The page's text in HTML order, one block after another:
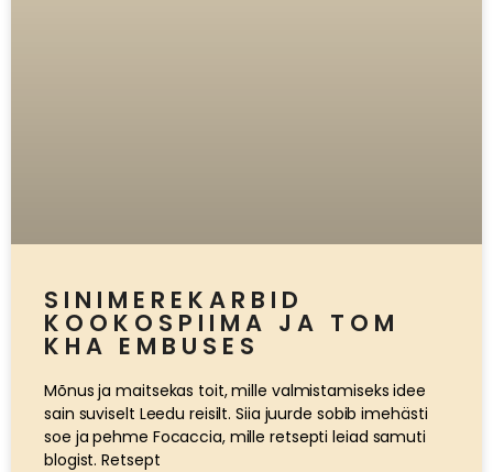
SINIMEREKARBID
KOOKOSPIIMA JA TOM
KHA EMBUSES
Mõnus ja maitsekas toit, mille valmistamiseks idee
sain suviselt Leedu reisilt. Siia juurde sobib imehästi
soe ja pehme Focaccia, mille retsepti leiad samuti
blogist. Retsept